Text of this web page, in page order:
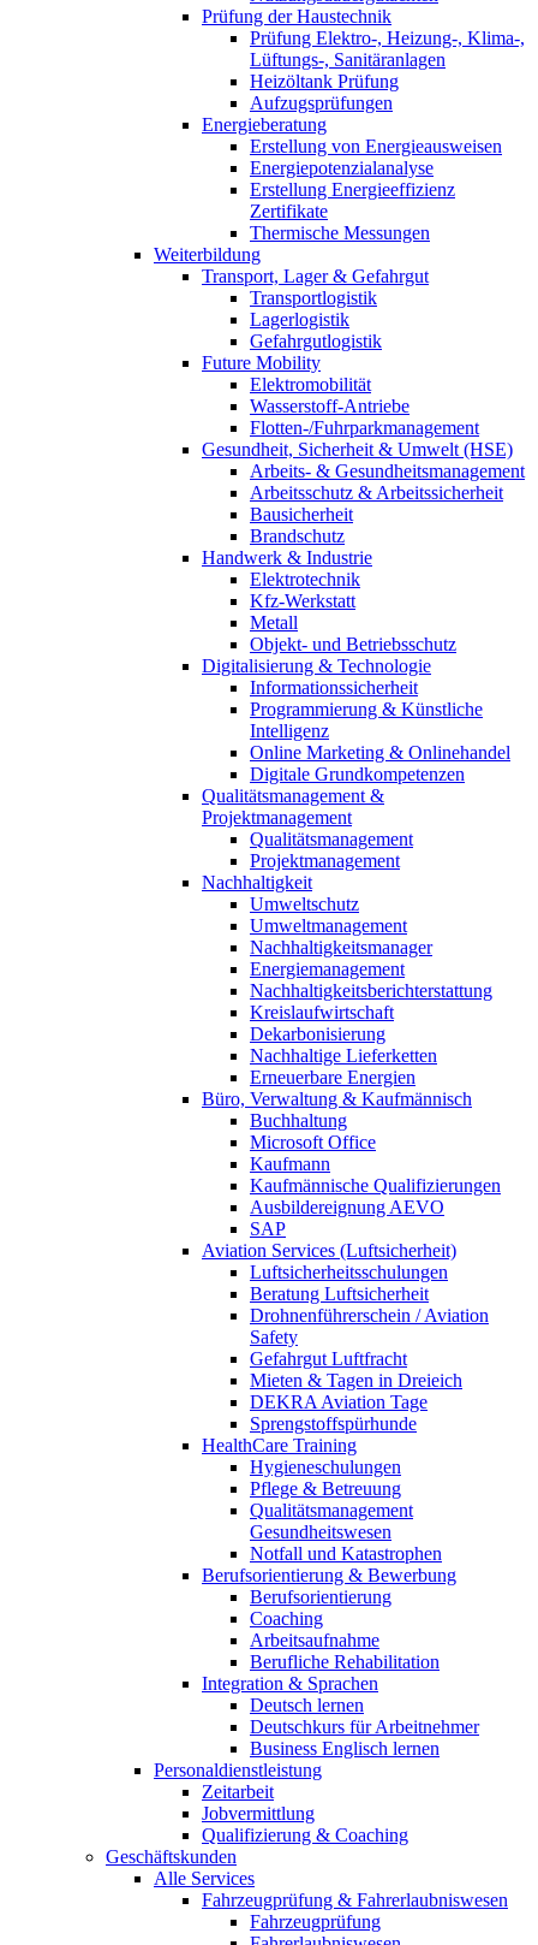
Prüfung der Haustechnik
Prüfung Elektro-, Heizung-, Klima-,
Lüftungs-, Sanitäranlagen
Heizöltank Prüfung
Aufzugsprüfungen
Energieberatung
Erstellung von Energieausweisen
Energiepotenzialanalyse
Erstellung Energieeffizienz
Zertifikate
Thermische Messungen
Weiterbildung
Transport, Lager & Gefahrgut
Transportlogistik
Lagerlogistik
Gefahrgutlogistik
Future Mobility
Elektromobilität
Wasserstoff-Antriebe
Flotten-/Fuhrparkmanagement
Gesundheit, Sicherheit & Umwelt (HSE)
Arbeits- & Gesundheitsmanagement
Arbeitsschutz & Arbeitssicherheit
Bausicherheit
Brandschutz
Handwerk & Industrie
Elektrotechnik
Kfz-Werkstatt
Metall
Objekt- und Betriebsschutz
Digitalisierung & Technologie
Informationssicherheit
Programmierung & Künstliche
Intelligenz
Online Marketing & Onlinehandel
Digitale Grundkompetenzen
Qualitätsmanagement &
Projektmanagement
Qualitätsmanagement
Projektmanagement
Nachhaltigkeit
Umweltschutz
Umweltmanagement
Nachhaltigkeitsmanager
Energiemanagement
Nachhaltigkeitsberichterstattung
Kreislaufwirtschaft
Dekarbonisierung
Nachhaltige Lieferketten
Erneuerbare Energien
Büro, Verwaltung & Kaufmännisch
Buchhaltung
Microsoft Office
Kaufmann
Kaufmännische Qualifizierungen
Ausbildereignung AEVO
SAP
Aviation Services (Luftsicherheit)
Luftsicherheitsschulungen
Beratung Luftsicherheit
Drohnenführerschein / Aviation
Safety
Gefahrgut Luftfracht
Mieten & Tagen in Dreieich
DEKRA Aviation Tage
Sprengstoffspürhunde
HealthCare Training
Hygieneschulungen
Pflege & Betreuung
Qualitätsmanagement
Gesundheitswesen
Notfall und Katastrophen
Berufsorientierung & Bewerbung
Berufsorientierung
Coaching
Arbeitsaufnahme
Berufliche Rehabilitation
Integration & Sprachen
Deutsch lernen
Deutschkurs für Arbeitnehmer
Business Englisch lernen
Personaldienstleistung
Zeitarbeit
Jobvermittlung
Qualifizierung & Coaching
Geschäftskunden
Alle Services
Fahrzeugprüfung & Fahrerlaubniswesen
Fahrzeugprüfung